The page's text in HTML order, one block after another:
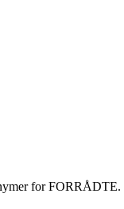
for FORRÅDTE.